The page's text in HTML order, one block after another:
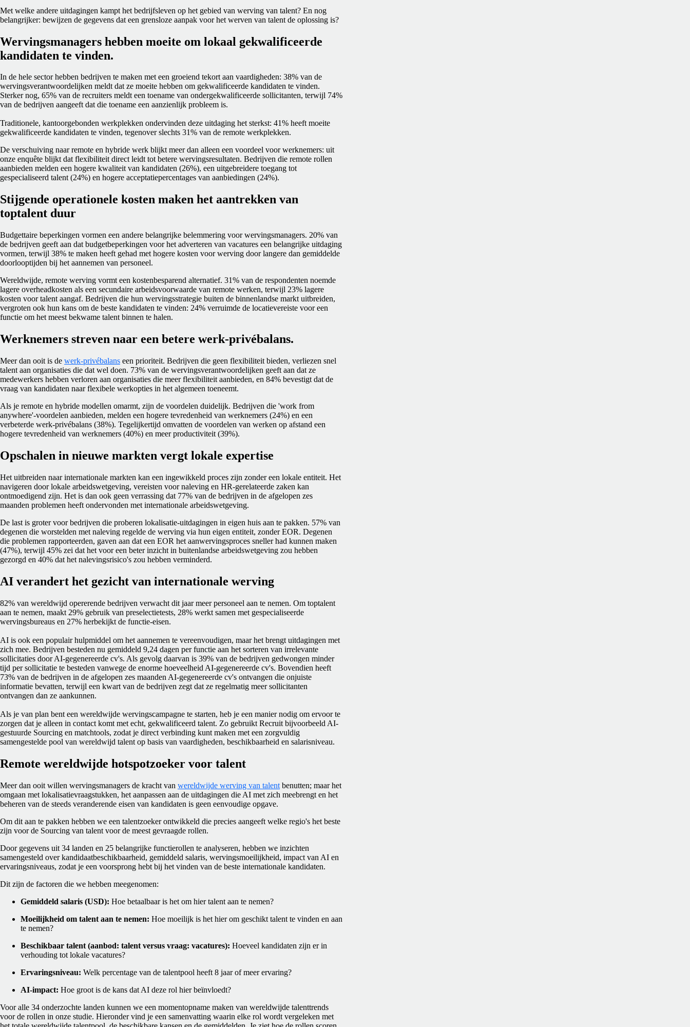
Met welke andere uitdagingen kampt het bedrijfsleven op het gebied van werving van talent? En nog
belangrijker: bewijzen de gegevens dat een grensloze aanpak voor het werven van talent de oplossing is?
Wervingsmanagers hebben moeite om lokaal gekwalificeerde
kandidaten te vinden.
In de hele sector hebben bedrijven te maken met een groeiend tekort aan vaardigheden: 38% van de
wervingsverantwoordelijken meldt dat ze moeite hebben om gekwalificeerde kandidaten te vinden.
Sterker nog, 65% van de recruiters meldt een toename van ondergekwalificeerde sollicitanten, terwijl 74%
van de bedrijven aangeeft dat die toename een aanzienlijk probleem is.
Traditionele, kantoorgebonden werkplekken ondervinden deze uitdaging het sterkst: 41% heeft moeite
gekwalificeerde kandidaten te vinden, tegenover slechts 31% van de remote werkplekken.
De verschuiving naar remote en hybride werk blijkt meer dan alleen een voordeel voor werknemers: uit
onze enquête blijkt dat flexibiliteit direct leidt tot betere wervingsresultaten. Bedrijven die remote rollen
aanbieden melden een hogere kwaliteit van kandidaten (26%), een uitgebreidere toegang tot
gespecialiseerd talent (24%) en hogere acceptatiepercentages van aanbiedingen (24%).
Stijgende operationele kosten maken het aantrekken van
toptalent duur
Budgettaire beperkingen vormen een andere belangrijke belemmering voor wervingsmanagers. 20% van
de bedrijven geeft aan dat budgetbeperkingen voor het adverteren van vacatures een belangrijke uitdaging
vormen, terwijl 38% te maken heeft gehad met hogere kosten voor werving door langere dan gemiddelde
doorlooptijden bij het aannemen van personeel.
Wereldwijde, remote werving vormt een kostenbesparend alternatief. 31% van de respondenten noemde
lagere overheadkosten als een secundaire arbeidsvoorwaarde van remote werken, terwijl 23% lagere
kosten voor talent aangaf. Bedrijven die hun wervingsstrategie buiten de binnenlandse markt uitbreiden,
vergroten ook hun kans om de beste kandidaten te vinden: 24% verruimde de locatievereiste voor een
functie om het meest bekwame talent binnen te halen.
Werknemers streven naar een betere werk-privébalans.
Meer dan ooit is de werk-privébalans een prioriteit. Bedrijven die geen flexibiliteit bieden, verliezen snel
talent aan organisaties die dat wel doen. 73% van de wervingsverantwoordelijken geeft aan dat ze
medewerkers hebben verloren aan organisaties die meer flexibiliteit aanbieden, en 84% bevestigt dat de
vraag van kandidaten naar flexibele werkopties in het algemeen toeneemt.
Als je remote en hybride modellen omarmt, zijn de voordelen duidelijk. Bedrijven die 'work from
anywhere'-voordelen aanbieden, melden een hogere tevredenheid van werknemers (24%) en een
verbeterde werk-privébalans (38%). Tegelijkertijd omvatten de voordelen van werken op afstand een
hogere tevredenheid van werknemers (40%) en meer productiviteit (39%).
Opschalen in nieuwe markten vergt lokale expertise
Het uitbreiden naar internationale markten kan een ingewikkeld proces zijn zonder een lokale entiteit. Het
navigeren door lokale arbeidswetgeving, vereisten voor naleving en HR-gerelateerde zaken kan
ontmoedigend zijn. Het is dan ook geen verrassing dat 77% van de bedrijven in de afgelopen zes
maanden problemen heeft ondervonden met internationale arbeidswetgeving.
De last is groter voor bedrijven die proberen lokalisatie-uitdagingen in eigen huis aan te pakken. 57% van
degenen die worstelden met naleving regelde de werving via hun eigen entiteit, zonder EOR. Degenen
die problemen rapporteerden, gaven aan dat een EOR het aanwervingsproces sneller had kunnen maken
(47%), terwijl 45% zei dat het voor een beter inzicht in buitenlandse arbeidswetgeving zou hebben
gezorgd en 40% dat het nalevingsrisico's zou hebben verminderd.
AI verandert het gezicht van internationale werving
82% van wereldwijd opererende bedrijven verwacht dit jaar meer personeel aan te nemen. Om top­talent
aan te nemen, maakt 29% gebruik van preselectietests, 28% werkt samen met gespecialiseerde
wervingsbureaus en 27% herbekijkt de functie-eisen.
AI is ook een populair hulpmiddel om het aannemen te vereenvoudigen, maar het brengt uitdagingen met
zich mee. Bedrijven besteden nu gemiddeld 9,24 dagen per functie aan het sorteren van irrelevante
sollicitaties door AI-gegenereerde cv's. Als gevolg daarvan is 39% van de bedrijven gedwongen minder
tijd per sollicitatie te besteden vanwege de enorme hoeveelheid AI-gegenereerde cv's. Bovendien heeft
73% van de bedrijven in de afgelopen zes maanden AI-gegenereerde cv's ontvangen die onjuiste
informatie bevatten, terwijl een kwart van de bedrijven zegt dat ze regelmatig meer sollicitanten
ontvangen dan ze aankunnen.
Als je van plan bent een wereldwijde wervingscampagne te starten, heb je een manier nodig om ervoor te
zorgen dat je alleen in contact komt met echt, gekwalificeerd talent. Zo gebruikt Recruit bijvoorbeeld AI-
gestuurde Sourcing en matchtools, zodat je direct verbinding kunt maken met een zorgvuldig
samengestelde pool van wereldwijd talent op basis van vaardigheden, beschikbaarheid en salarisniveau.
Remote wereldwijde hotspotzoeker voor talent
Meer dan ooit willen wervingsmanagers de kracht van wereldwijde werving van talent benutten; maar het
omgaan met lokalisatievraagstukken, het aanpassen aan de uitdagingen die AI met zich meebrengt en het
beheren van de steeds veranderende eisen van kandidaten is geen eenvoudige opgave.
Om dit aan te pakken hebben we een talentzoeker ontwikkeld die precies aangeeft welke regio's het beste
zijn voor de Sourcing van talent voor de meest gevraagde rollen.
Door gegevens uit 34 landen en 25 belangrijke functierollen te analyseren, hebben we inzichten
samengesteld over kandidaatbeschikbaarheid, gemiddeld salaris, wervingsmoeilijkheid, impact van AI en
ervaringsniveaus, zodat je een voorsprong hebt bij het vinden van de beste internationale kandidaten.
Dit zijn de factoren die we hebben meegenomen:
Gemiddeld salaris (USD): Hoe betaalbaar is het om hier talent aan te nemen?
Moeilijkheid om talent aan te nemen: Hoe moeilijk is het hier om geschikt talent te vinden en aan
te nemen?
Beschikbaar talent (aanbod: talent versus vraag: vacatures): Hoeveel kandidaten zijn er in
verhouding tot lokale vacatures?
Ervaringsniveau: Welk percentage van de talentpool heeft 8 jaar of meer ervaring?
AI-impact: Hoe groot is de kans dat AI deze rol hier beïnvloedt?
Voor alle 34 onderzochte landen kunnen we een momentopname maken van wereldwijde talenttrends
voor de rollen in onze studie. Hieronder vind je een samenvatting waarin elke rol wordt vergeleken met